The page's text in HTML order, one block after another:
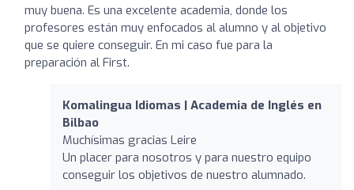
muy buena. Es una excelente academia, donde los
profesores están muy enfocados al alumno y al objetivo
que se quiere conseguir. En mi caso fue para la
preparación al First.
Komalingua Idiomas | Academia de Inglés en
Bilbao
Muchísimas gracias Leire
Un placer para nosotros y para nuestro equipo
conseguir los objetivos de nuestro alumnado.